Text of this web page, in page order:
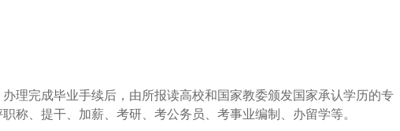
理完成毕业手续后，由所报读高校和国家教委颁发国家承认学历的
称、提干、加薪、考研、考公务员、考事业编制、办留学等。